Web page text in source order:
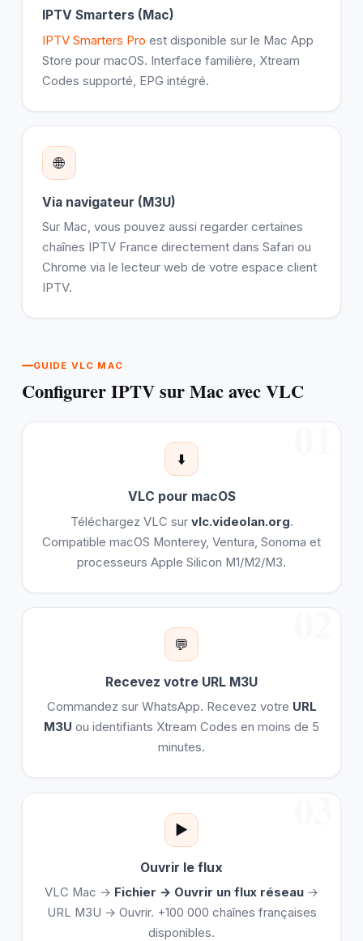
IPTV Smarters (Mac)
IPTV Smarters Pro est disponible sur le Mac App
Store pour macOS. Interface familière, Xtream
Codes supporté, EPG intégré.
🌐
Via navigateur (M3U)
Sur Mac, vous pouvez aussi regarder certaines
chaînes IPTV France directement dans Safari ou
Chrome via le lecteur web de votre espace client
IPTV.
GUIDE VLC MAC
Configurer IPTV sur Mac avec VLC
01
⬇️
VLC pour macOS
Téléchargez VLC sur vlc.videolan.org.
Compatible macOS Monterey, Ventura, Sonoma et
processeurs Apple Silicon M1/M2/M3.
02
💬
Recevez votre URL M3U
Commandez sur WhatsApp. Recevez votre URL
M3U ou identifiants Xtream Codes en moins de 5
minutes.
03
▶️
Ouvrir le flux
VLC Mac → Fichier → Ouvrir un flux réseau →
URL M3U → Ouvrir. +100 000 chaînes françaises
disponibles.